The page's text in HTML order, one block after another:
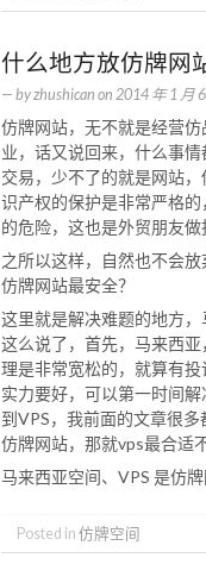
什么地方放仿牌网
— byzhushican on 2014 年 1 月
仿牌网站，无不就是经营
业，话又说回来，什么事
交易，少不了的就是网站
识产权的保护是非常严格
的危险，这也是外贸朋友做
之所以这样，自然也不会
仿牌网站最安全？
这里就是解决难题的地方
这么说了，首先，马来西
理是非常宽松的，就算有
实力要好，可以第一时间
到VPS，我前面的文章很
仿牌网站，那就vps最合适
马来西亚空间、VPS 是仿
Posted in 仿牌空间